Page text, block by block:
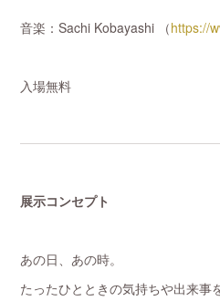
音楽：Sachi Kobayashi （https://
入場無料
展示コンセプト
あの日、あの時。
たったひとときの気持ちや出来事